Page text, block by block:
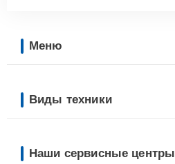
Меню
Виды техники
Наши сервисные центры